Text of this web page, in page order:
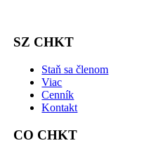
SZ CHKT
Staň sa členom
Viac
Cenník
Kontakt
CO CHKT